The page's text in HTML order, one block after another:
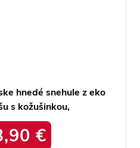
hnedé snehule z eko
s kožušinkou,
– 20219-4K
€